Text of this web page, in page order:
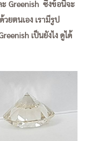
ะ Greenish ซึ่งข้อนี้จะ
วยตนเอง เรามีรูป
เป็นยังไง ดูได้